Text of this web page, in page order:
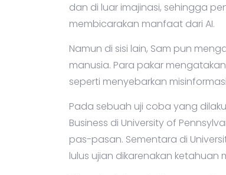
dan di luar imajinasi, sehingga
membicarakan manfaat dari AI.
Namun di sisi lain, Sam pun
manusia. Para pakar
seperti menyebarkan
Pada sebuah uji coba yang
Business di University of
pas-pasan. Sementara di
lulus ujian dikarenakan ketahuan